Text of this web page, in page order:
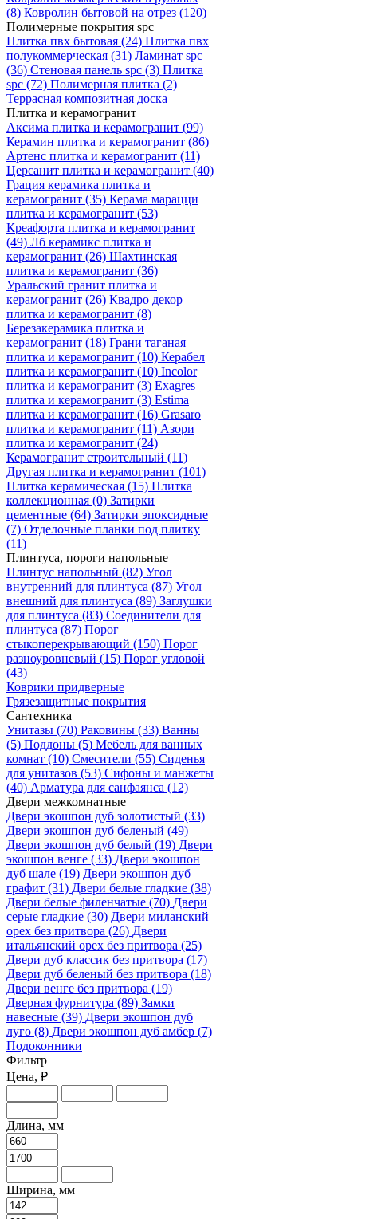
(8) Ковролин бытовой на отрез (120)
Полимерные покрытия spc
Плитка пвх бытовая (24) Плитка пвх
полукоммерческая (31) Ламинат spc
(36) Стеновая панель spc (3) Плитка
spc (72) Полимерная плитка (2)
Террасная композитная доска
Плитка и керамогранит
Аксима плитка и керамогранит (99)
Керамин плитка и керамогранит (86)
Артенс плитка и керамогранит (11)
Церсанит плитка и керамогранит (40)
Грация керамика плитка и
керамогранит (35) Керама марацци
плитка и керамогранит (53)
Креафорта плитка и керамогранит
(49) Лб керамикс плитка и
керамогранит (26) Шахтинская
плитка и керамогранит (36)
Уральский гранит плитка и
керамогранит (26) Квадро декор
плитка и керамогранит (8)
Березакерамика плитка и
керамогранит (18) Грани таганая
плитка и керамогранит (10) Керабел
плитка и керамогранит (10) Incolor
плитка и керамогранит (3) Exagres
плитка и керамогранит (3) Estima
плитка и керамогранит (16) Grasaro
плитка и керамогранит (11) Азори
плитка и керамогранит (24)
Керамогранит строительный (11)
Другая плитка и керамогранит (101)
Плитка керамическая (15) Плитка
коллекционная (0) Затирки
цементные (64) Затирки эпоксидные
(7) Отделочные планки под плитку
(11)
Плинтуса, пороги напольные
Плинтус напольный (82) Угол
внутренний для плинтуса (87) Угол
внешний для плинтуса (89) Заглушки
для плинтуса (83) Соединители для
плинтуса (87) Порог
стыкоперекрывающий (150) Порог
разноуровневый (15) Порог угловой
(43)
Коврики придверные
Грязезащитные покрытия
Сантехника
Унитазы (70) Раковины (33) Ванны
(5) Поддоны (5) Мебель для ванных
комнат (10) Смесители (55) Сиденья
для унитазов (53) Сифоны и манжеты
(40) Арматура для санфаянса (12)
Двери межкомнатные
Двери экошпон дуб золотистый (33)
Двери экошпон дуб беленый (49)
Двери экошпон дуб белый (19) Двери
экошпон венге (33) Двери экошпон
дуб шале (19) Двери экошпон дуб
графит (31) Двери белые гладкие (38)
Двери белые филенчатые (70) Двери
серые гладкие (30) Двери миланский
орех без притвора (26) Двери
итальянский орех без притвора (25)
Двери дуб классик без притвора (17)
Двери дуб беленый без притвора (18)
Двери венге без притвора (19)
Дверная фурнитура (89) Замки
навесные (39) Двери экошпон дуб
луго (8) Двери экошпон дуб амбер (7)
Подоконники
Фильтр
Цена, ₽
Длина, мм
Ширина, мм